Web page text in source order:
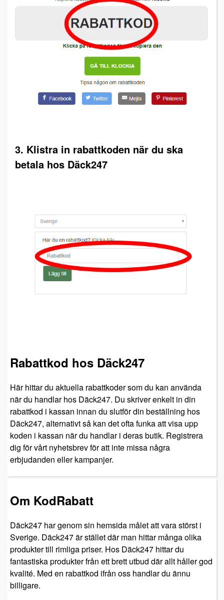
3. Klistra in rabattkoden när du ska
betala hos Däck247
Rabattkod hos Däck247
Här hittar du aktuella rabattkoder som du kan använda
när du handlar hos Däck247. Du skriver enkelt in din
rabattkod i kassan innan du slutför din beställning hos
Däck247, alternativt så kan det ofta funka att visa upp
koden i kassan när du handlar i deras butik. Registrera
dig för vårt nyhetsbrev för att inte missa några
erbjudanden eller kampanjer.
Om KodRabatt
Däck247 har genom sin hemsida målet att vara störst i
Sverige. Däck247 är stället där man hittar många olika
produkter till rimliga priser. Hos Däck247 hittar du
fantastiska produkter från ett brett utbud där allt håller god
kvalité. Med en rabattkod ifrån oss handlar du ännu
billigare.